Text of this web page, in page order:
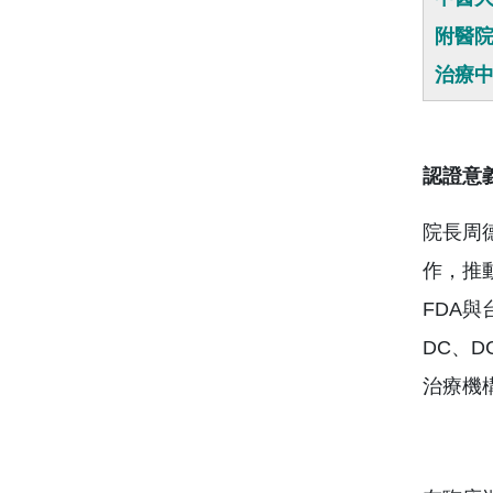
附醫
治療
認證意
院長周
作，推
FDA與
DC、
治療機